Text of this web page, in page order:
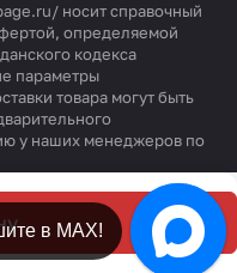
носит справочный
определяемой
кодекса
параметры
товара могут быть
у наших менеджеров по
в МАХ!